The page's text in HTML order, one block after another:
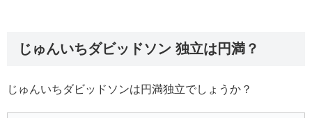
じゅんいちダビッドソン 独立は円満？
じゅんいちダビッドソンは円満独立でしょうか？